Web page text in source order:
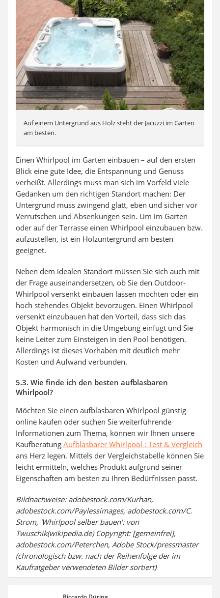
Auf einem Untergrund aus Holz steht der Jacuzzi im Garten
am besten.
Einen Whirlpool im Garten einbauen – auf den ersten
Blick eine gute Idee, die Entspannung und Genuss
verheißt. Allerdings muss man sich im Vorfeld viele
Gedanken um den richtigen Standort machen: Der
Untergrund muss zwingend glatt, eben und sicher vor
Verrutschen und Absenkungen sein. Um im Garten
oder auf der Terrasse einen Whirlpool einzubauen bzw.
aufzustellen, ist ein Holzuntergrund am besten
geeignet.
Neben dem idealen Standort müssen Sie sich auch mit
der Frage auseinandersetzen, ob Sie den Outdoor-
Whirlpool versenkt einbauen lassen möchten oder ein
hoch stehendes Objekt bevorzugen. Einen Whirlpool
versenkt einzubauen hat den Vorteil, dass sich das
Objekt harmonisch in die Umgebung einfügt und Sie
keine Leiter zum Einsteigen in den Pool benötigen.
Allerdings ist dieses Vorhaben mit deutlich mehr
Kosten und Aufwand verbunden.
5.3. Wie finde ich den besten aufblasbaren
Whirlpool?
Möchten Sie einen aufblasbaren Whirlpool günstig
online kaufen oder suchen Sie weiterführende
Informationen zum Thema, können wir Ihnen unsere
Kaufberatung Aufblasbarer Whirlpool : Test & Vergleich
ans Herz legen. Mittels der Vergleichstabelle können Sie
leicht ermitteln, welches Produkt aufgrund seiner
Eigenschaften am besten zu Ihren Bedürfnissen passt.
Bildnachweise: adobestock.com/Kurhan,
adobestock.com/Paylessimages, adobestock.com/C.
Strom, 'Whirlpool selber bauen': von
Twuschik(wikipedia.de) Copyright: [gemeinfrei],
adobestock.com/Peterchen, Adobe Stock/pressmaster
(chronologisch bzw. nach der Reihenfolge der im
Kaufratgeber verwendeten Bilder sortiert)